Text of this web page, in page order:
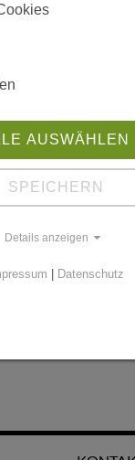
Anfragen
oder
AUSWÄHLEN
SPEICHERN
Details anzeigen
| Datenschutz